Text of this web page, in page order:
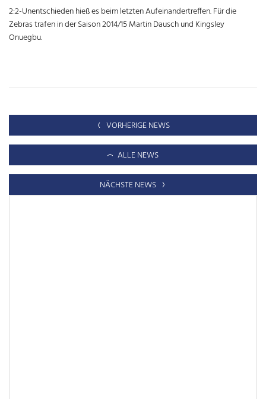
2:2-Unentschieden hieß es beim letzten Aufeinandertreffen. Für die
Zebras trafen in der Saison 2014/15 Martin Dausch und Kingsley
Onuegbu.
VORHERIGE NEWS
ALLE NEWS
NÄCHSTE NEWS